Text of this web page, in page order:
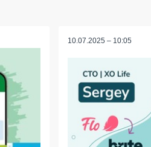
10.07.2025 – 10:05